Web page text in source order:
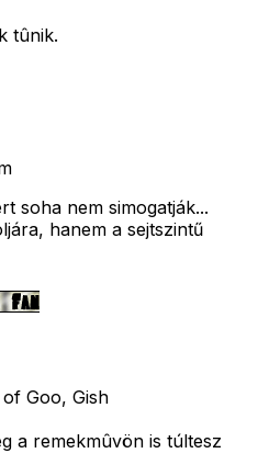
tûnik.
soha nem simogatják...
hanem a sejtszintű
Goo, Gish
a remekmûvön is túltesz